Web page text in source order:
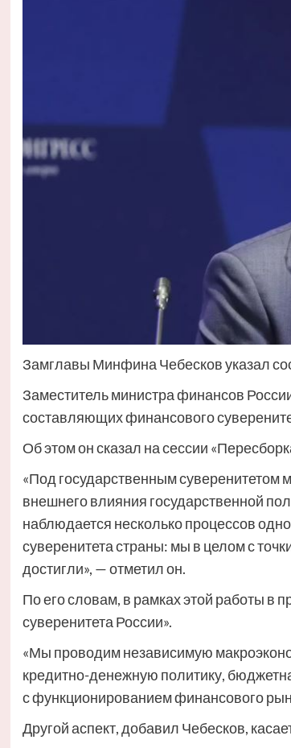
Замглавы Минфина Чебесков указал
Заместитель министра финансов
составляющих финансового
Об этом он сказал на сессии
«Под государственным
внешнего влияния государственной
наблюдается несколько процессов
суверенитета страны: мы в целом с
достигли», — отметил он.
По его словам, в рамках этой работы в
суверенитета России».
«Мы проводим независимую
кредитно-денежную политику,
с функционированием финансового
Другой аспект, добавил Чебесков,